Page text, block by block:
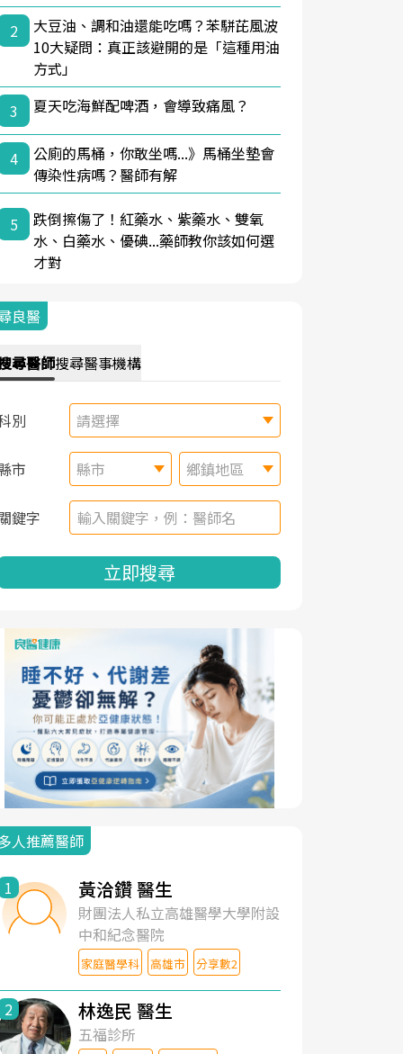
2
大豆油、調和油還能吃嗎？苯駢芘風波
10大疑問：真正該避開的是「這種用油
方式」
3
夏天吃海鮮配啤酒，會導致痛風？
4
公廁的馬桶，你敢坐嗎...》馬桶坐墊會
傳染性病嗎？醫師有解
5
跌倒擦傷了！紅藥水、紫藥水、雙氧
水、白藥水、優碘...藥師教你該如何選
才對
良醫
尋醫師搜尋醫事機構
別 請選擇
市 縣市 鄉鎮地區
鍵字
立即搜尋
人推薦醫師
1 黃洽鑽 醫生
財團法人私立高雄醫學大學附設
中和紀念醫院
家庭醫學科 高雄市 分享數2
2 林逸民 醫生
五福診所